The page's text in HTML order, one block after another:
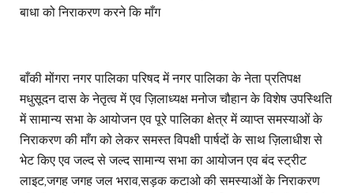
बाधा को निराकरण करने कि माँग
बाँकी मोंगरा नगर पालिका परिषद में नगर पालिका के नेता प्रतिपक्ष
मधुसूदन दास के नेतृत्व में एव ज़िलाध्यक्ष मनोज चौहान के विशेष उपस्थिति
में सामान्य सभा के आयोजन एव पूरे पालिका क्षेत्र में व्याप्त समस्याओं के
निराकरण की माँग को लेकर समस्त विपक्षी पार्षदों के साथ ज़िलाधीश से
भेट किए एव जल्द से जल्द सामान्य सभा का आयोजन एव बंद स्ट्रीट
लाइट,जगह जगह जल भराव,सड़क कटाओ की समस्याओं के निराकरण